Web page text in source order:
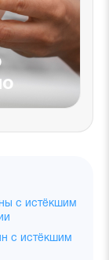
с истёкшим
с истёкшим